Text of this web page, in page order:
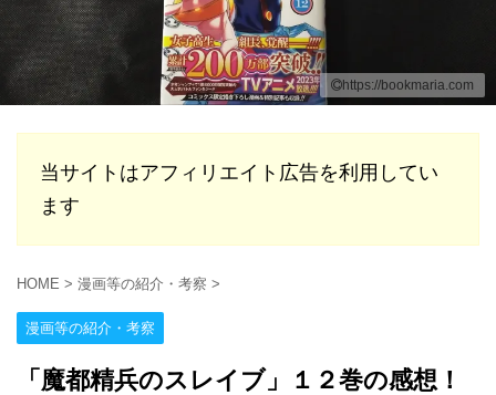
https://bookmaria.com
当サイトはアフィリエイト広告を利用してい
ます
HOME > 漫画等の紹介・考察 >
漫画等の紹介・考察
「魔都精兵のスレイブ」１２巻の感想！